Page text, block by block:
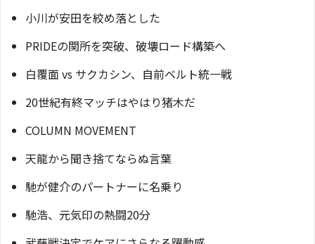
小川が安田を絞め落とした
PRIDEの関所を突破、破壊ロード構築へ
白覆面 vs サクカシン、自前ベルト統一戦
20世紀有終マッチはやはり猪木だ
COLUMN MOVEMENT
天龍から聞き捨てならぬ言葉
馳が健介のパートナーに名乗り
馳浩、元気印の熱闘20分